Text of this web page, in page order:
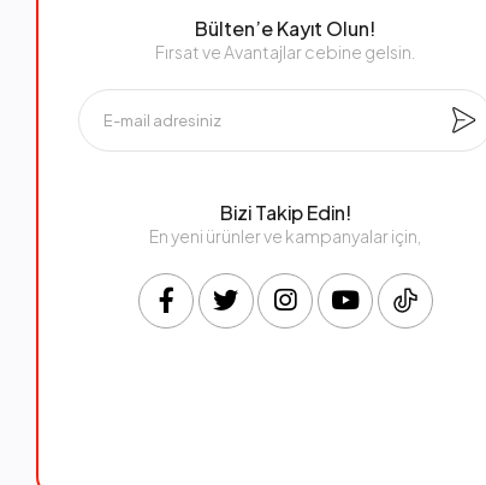
Bülten’e Kayıt Olun!
Fırsat ve Avantajlar cebine gelsin.
Bizi Takip Edin!
En yeni ürünler ve kampanyalar için,